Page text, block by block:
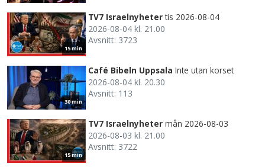
15 min
TV7 Israelnyheter tis 2026-08-04
2026-08-04 kl. 21.00
Avsnitt: 3723
30 min
Café Bibeln Uppsala Inte utan korset
2026-08-04 kl. 20.30
Avsnitt: 113
15 min
TV7 Israelnyheter mån 2026-08-03
2026-08-03 kl. 21.00
Avsnitt: 3722